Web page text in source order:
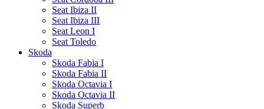
Seat Ibiza II
Seat Ibiza III
Seat Leon I
Seat Toledo
Skoda
Skoda Fabia I
Skoda Fabia II
Skoda Octavia I
Skoda Octavia II
Skoda Superb